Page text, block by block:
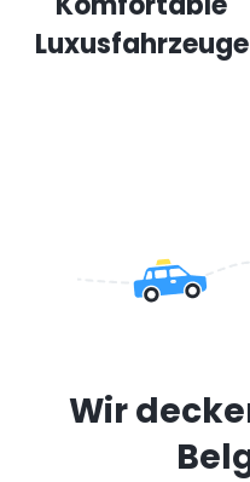
Luxusfahrzeuge
Wir